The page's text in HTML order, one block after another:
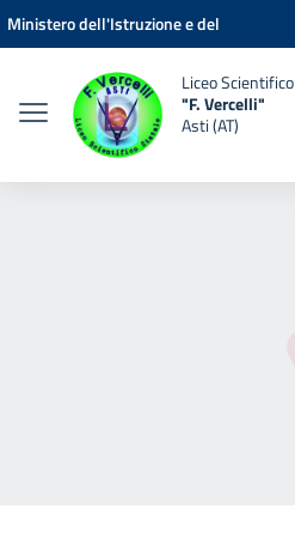
Vai ai contenuti
Vai al menu di navigazione
Vai al footer
Ministero dell'Istruzione e del
Liceo Scientifico
"F. Vercelli"
Asti (AT)